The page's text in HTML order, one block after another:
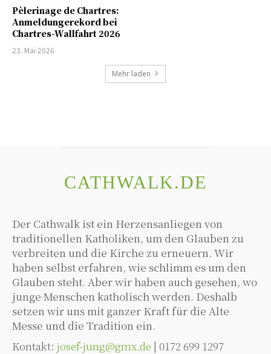
Pèlerinage de Chartres:
Anmeldungerekord bei
Chartres-Wallfahrt 2026
23. Mai 2026
Mehr laden
CATHWALK.DE
Der Cathwalk ist ein Herzensanliegen von
traditionellen Katholiken, um den Glauben zu
verbreiten und die Kirche zu erneuern. Wir
haben selbst erfahren, wie schlimm es um den
Glauben steht. Aber wir haben auch gesehen, wo
junge Menschen katholisch werden. Deshalb
setzen wir uns mit ganzer Kraft für die Alte
Messe und die Tradition ein.
Kontakt: josef-jung@gmx.de | 0172 699 1297